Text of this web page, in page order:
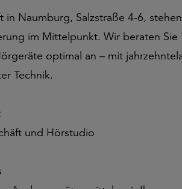
in Naumburg, Salzstraße 4-6, stehen
im Mittelpunkt. Wir beraten Sie
optimal an – mit
Technik.
und Hörstudio